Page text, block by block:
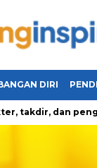
DIRI
dan